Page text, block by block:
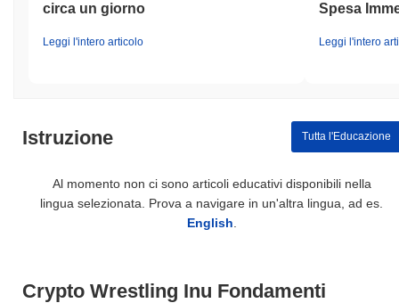
circa un giorno
Leggi l'intero articolo
Spesa
Leggi l'intero
Istruzione Tutta l'Educazione
Al momento non ci sono articoli educativi disponibili nella
lingua selezionata. Prova a navigare in un'altra lingua, ad es.
English
Crypto Wrestling Inu Fondamenti